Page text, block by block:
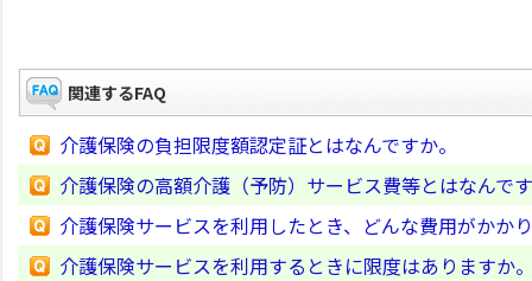
関連するFAQ
介護保険の負担限度額認定証とはなんですか。
介護保険の高額介護（予防）サービス費等とはなんで
介護保険サービスを利用したとき、どんな費用がかか
介護保険サービスを利用するときに限度はありますか